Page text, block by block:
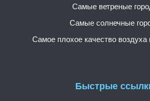
Быстрые
Самые ветреные
Самые солнечные
Самое плохое качество воздуха